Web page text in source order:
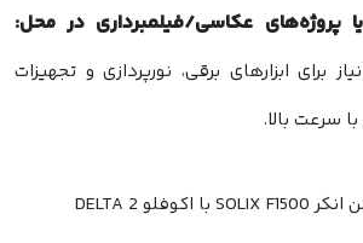
پروژه‌های عکاسی/فیلمبرداری در محل:
برای ابزارهای برقی، نورپردازی و تجهیزات
سرعت بالا.